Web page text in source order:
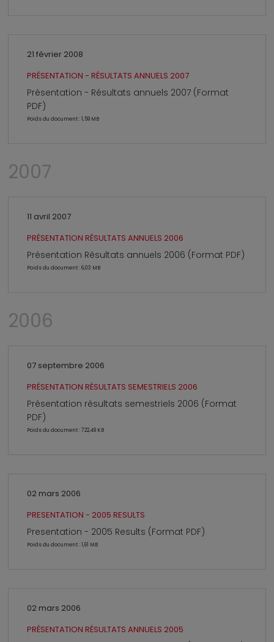
21 février 2008
PRÉSENTATION - RÉSULTATS ANNUELS 2007
Présentation - Résultats annuels 2007 (Format
PDF)
Poids du document : 1,59 MB
2007
11 avril 2007
PRÉSENTATION RÉSULTATS ANNUELS 2006
Présentation Résultats annuels 2006 (Format PDF)
Poids du document : 6,03 MB
2006
07 septembre 2006
PRÉSENTATION RÉSULTATS SEMESTRIELS 2006
Présentation résultats semestriels 2006 (Format
PDF)
Poids du document : 722,49 KB
02 mars 2006
PRESENTATION - 2005 RESULTS
Presentation - 2005 Results (Format PDF)
Poids du document : 1,61 MB
02 mars 2006
PRÉSENTATION RÉSULTATS ANNUELS 2005